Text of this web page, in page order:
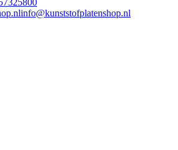
info@kunststofplatenshop.nl